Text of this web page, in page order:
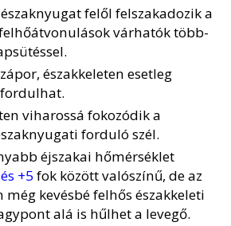
felől felszakadozik a
várhatók több-
északkeleten esetleg
viharossá fokozódik a
forduló szél.
éjszakai hőmérséklet
+5 fok között valószínű, de az
még kevésbé felhős északkeleti
alá is hűlhet a levegő.